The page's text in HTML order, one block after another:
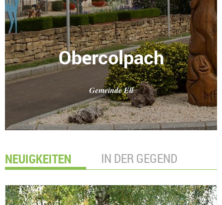
Obercolpach
Gemeinde Ell
NEUIGKEITEN IN DER GEGEND